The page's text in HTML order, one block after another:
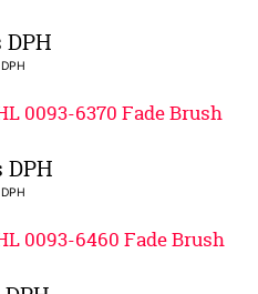
DPH
0093-6370 Fade Brush
DPH
0093-6460 Fade Brush